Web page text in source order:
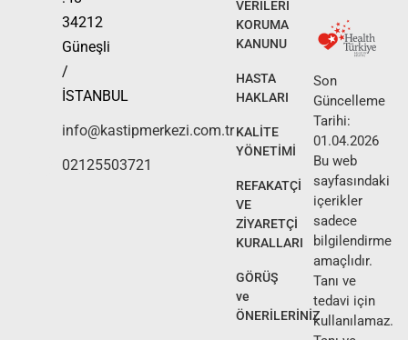
34212
Güneşli
/
İSTANBUL
info@kastipmerkezi.com.tr
02125503721
VERİLERİ
KORUMA
KANUNU
HASTA
HAKLARI
KALİTE
YÖNETİMİ
REFAKATÇİ
VE
ZİYARETÇİ
KURALLARI
GÖRÜŞ
ve
ÖNERİLERİNİZ
Son
Güncelleme
Tarihi:
01.04.2026
Bu web
sayfasındaki
içerikler
sadece
bilgilendirme
amaçlıdır.
Tanı ve
tedavi için
kullanılamaz.